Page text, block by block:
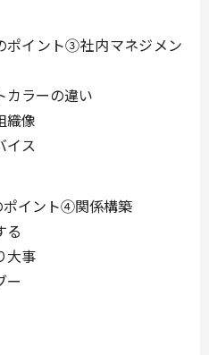
ポイント③社内マネジメン
カラーの違い
織像
イス
ポイント④関係構築
る
大事
ー